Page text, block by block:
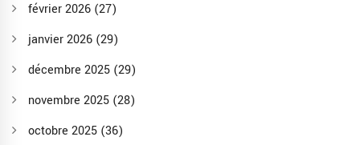
février 2026 (27)
janvier 2026 (29)
décembre 2025 (29)
novembre 2025 (28)
octobre 2025 (36)